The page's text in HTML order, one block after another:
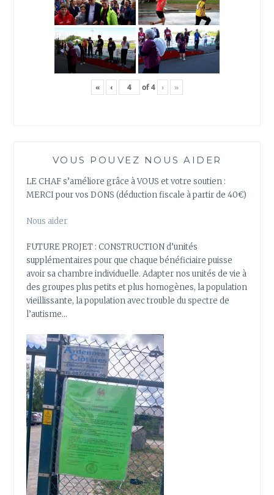
« ‹ of4 › »
VOUS POUVEZ NOUS AIDER
LE CHAF s’améliore grâce à VOUS et votre soutien :
MERCI pour vos DONS (déduction fiscale à partir de 40€)
Nous aider
FUTURE PROJET : CONSTRUCTION d’unités
supplémentaires pour que chaque bénéficiaire puisse
avoir sa chambre individuelle. Adapter nos unités de vie à
des groupes plus petits et plus homogènes, la population
vieillissante, la population avec trouble du spectre de
l’autisme…